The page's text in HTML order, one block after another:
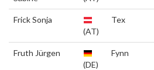
Frick Sonja
(AT)
Tex
Fruth Jürgen
(DE)
Fynn